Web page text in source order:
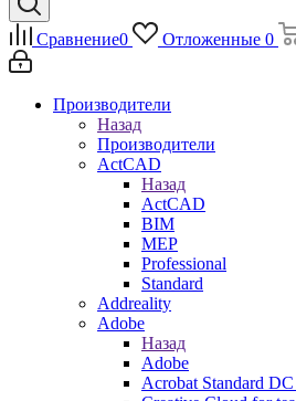
Сравнение0 Отложенные 0
Производители
Назад
Производители
ActCAD
Назад
ActCAD
BIM
MEP
Professional
Standard
Addreality
Adobe
Назад
Adobe
Acrobat Standard